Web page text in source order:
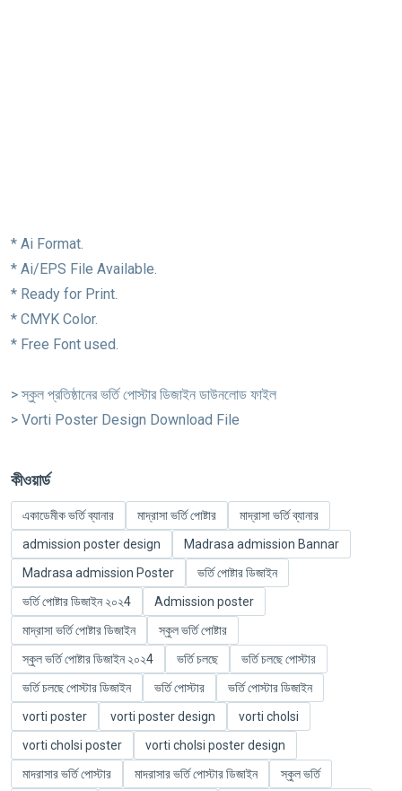
* Ai Format.
* Ai/EPS File Available.
* Ready for Print.
* CMYK Color.
* Free Font used.
> স্কুল প্রতিষ্ঠানের ভর্তি পোস্টার ডিজাইন ডাউনলোড ফাইল
> Vorti Poster Design Download File
কীওয়ার্ড
একাডেমীক ভর্তি ব্যানার মাদ্রাসা ভর্তি পোষ্টার
মাদ্রাসা ভর্তি ব্যানার
admission poster design
Madrasa admission Bannar
Madrasa admission Poster
ভর্তি পোষ্টার ডিজাইন
ভর্তি পোষ্টার ডিজাইন ২০২4
Admission poster
মাদ্রাসা ভর্তি পোষ্টার ডিজাইন
স্কুল ভর্তি পোষ্টার
স্কুল ভর্তি পোষ্টার ডিজাইন ২০২4
ভর্তি চলছে
ভর্তি চলছে পোস্টার
ভর্তি চলছে পোস্টার ডিজাইন
ভর্তি পোস্টার
ভর্তি পোস্টার ডিজাইন
vorti poster
vorti poster design
vorti cholsi
vorti cholsi poster
vorti cholsi poster design
মাদরাসার ভর্তি পোস্টার
মাদরাসার ভর্তি পোস্টার ডিজাইন
স্কুল ভর্তি